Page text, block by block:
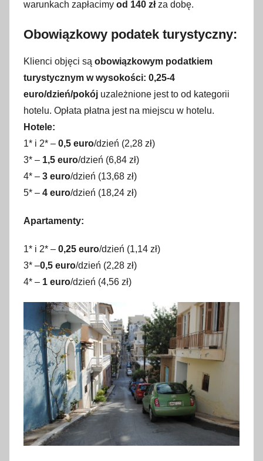
warunkach zapłacimy od 140 złza dobę.
Obowiązkowy podatek turystyczny:
Klienci objęci są obowiązkowym podatkiem
turystycznym w wysokości: 0,25-4
euro/dzień/pokój uzależnione jest to od kategorii
hotelu. Opłata płatna jest na miejscu w hotelu.
Hotele:
1* i 2* – 0,5 euro/dzień (2,28 zł)
3* – 1,5 euro/dzień (6,84 zł)
4* – 3 euro/dzień (13,68 zł)
5* – 4 euro/dzień (18,24 zł)
Apartamenty:
1* i 2* – 0,25 euro/dzień (1,14 zł)
3* –0,5 euro/dzień (2,28 zł)
4* – 1 euro/dzień (4,56 zł)